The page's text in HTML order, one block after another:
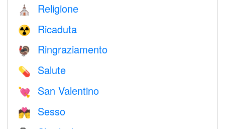
⛪️ Religione
☢️ Ricaduta
🦃 Ringraziamento
💊 Salute
💘 San Valentino
💏 Sesso